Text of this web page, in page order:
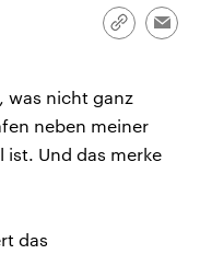
Link
was nicht ganz
neben meiner
ist. Und das merke
das